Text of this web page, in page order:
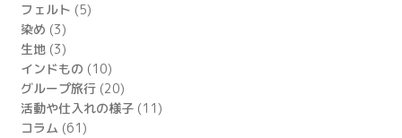
フェルト (5)
染め (3)
生地(3)
インドもの (10)
グループ旅行(20)
活動や仕入れの様子(11)
コラム (61)